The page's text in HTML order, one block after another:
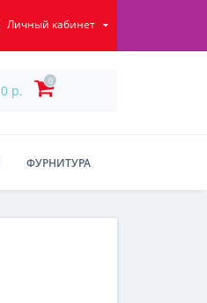
Личный кабинет
0 р.
0
ФУРНИТУРА